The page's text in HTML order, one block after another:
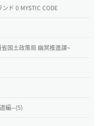
ド 0 MYSTIC CODE
国土政策局 幽冥推進課~
編─(5)